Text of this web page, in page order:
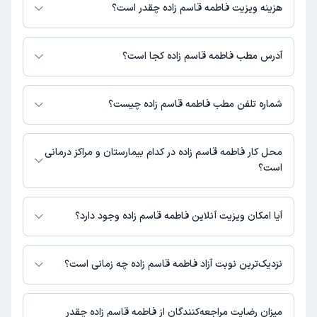
می‌کنند.
هزینه ویزیت فاطمه قاسم زاده چقدر است؟
مبلغ ویزیت فاطمه قاسم زاده با توجه به نوع ویزیت تغییر می‌کند.
هزینه مشاوره پزشکی تلفنی: 200000 تومان
آدرس مطب فاطمه قاسم زاده کجا است؟
فاطمه قاسم زاده مطب فعالی ندارند و صرفا به صورت مشاوره‌ای بیماران را ویزیت
می‌کنند.شماره تلفن مطب فاطمه قاسم زاده چیست؟
شماره تماس مطب فاطمه قاسم زاده در حال حاضر در این صفحه ثبت نشده
محل کار فاطمه قاسم زاده در کدام بیمارستان و مراکز درمانی
است؟
اطلاعاتی درباره محل فعالیت فاطمه قاسم زاده در مراکز درمانی در دسترس
نیست.
آیا امکان ویزیت آنلاین فاطمه قاسم زاده وجود دارد؟
در حال حاضر فاطمه قاسم زاده مشاوره پزشکی تلفنی فعال دارند.
نزدیک‌ترین نوبت آزاد فاطمه قاسم زاده چه زمانی است؟
فاطمه قاسم زاده از روز جمعه 16 مرداد 1405 بیمار جدید می‌پذیرند.
میزان رضایت مراجعه‌کنندگان از فاطمه قاسم زاده چقدر